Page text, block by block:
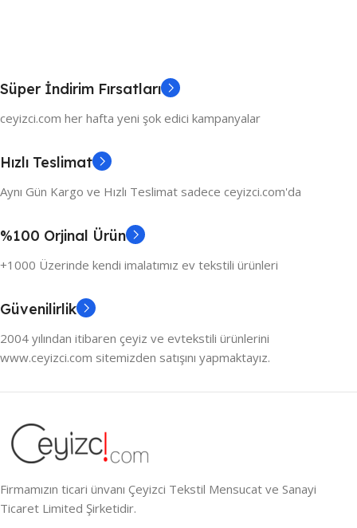
Süper İndirim Fırsatları
ceyizci.com her hafta yeni şok edici kampanyalar
Hızlı Teslimat
Aynı Gün Kargo ve Hızlı Teslimat sadece ceyizci.com'da
%100 Orjinal Ürün
+1000 Üzerinde kendi imalatımız ev tekstili ürünleri
Güvenilirlik
2004 yılından itibaren çeyiz ve evtekstili ürünlerini
www.ceyizci.com sitemizden satışını yapmaktayız.
Firmamızın ticari ünvanı Çeyizci Tekstil Mensucat ve Sanayi
Ticaret Limited Şirketidir.